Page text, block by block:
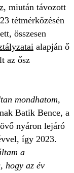
miután távozott
tétmérkőzésén
összesen
alapján ő
az ősz
mondhatom,
Batik Bence, a
nyáron lejáró
így 2023.
a
hogy az év